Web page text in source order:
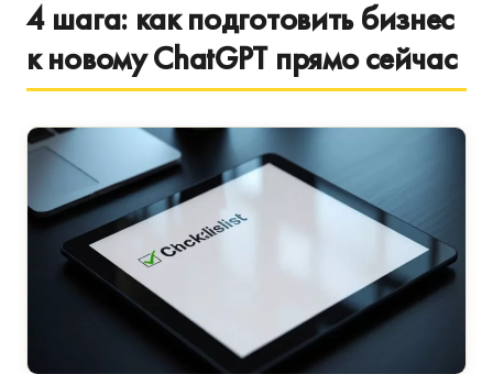
4 шага: как подготовить бизнес
к новому ChatGPT прямо сейчас